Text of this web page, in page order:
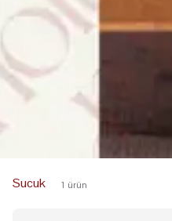
Sucuk 1 ürün